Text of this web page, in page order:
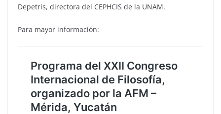
Depetris, directora del CEPHCIS de la UNAM.
Para mayor información: